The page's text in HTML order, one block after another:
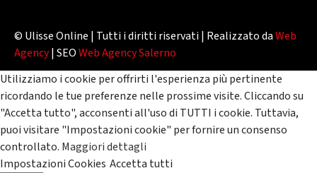
© Ulisse Online | Tutti i diritti riservati | Realizzato daWeb
Agency| SEOWeb Agency Salerno
Utilizziamo i cookie per offrirti l'esperienza più pertinente
ricordando le tue preferenze nelle prossime visite. Cliccando su
"Accetta tutto", acconsenti all'uso di TUTTI i cookie. Tuttavia,
puoi visitare "Impostazioni cookie" per fornire un consenso
controllato. Maggiori dettagli
Impostazioni Cookies Accetta tutti